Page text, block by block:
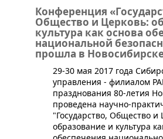
Конференция
Общество и Церковь:
культура как основа
национальной
прошла в
​29-30 мая 2017 года
управления - филиалом
празднования 80-летия
проведена научно-
"Государство, Общество и
образование и культура